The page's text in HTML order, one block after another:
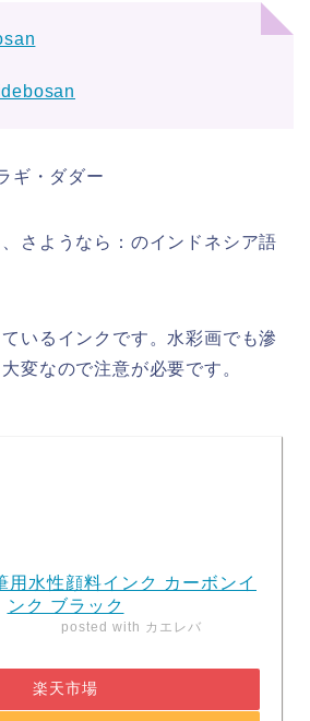
ギ・ダダー
、さようなら：のインドネシア語
いるインクです。水彩画でも滲
変なので注意が必要です。
用水性顔料インク カーボンイ
ンク ブラック
posted with カエレバ
楽天市場